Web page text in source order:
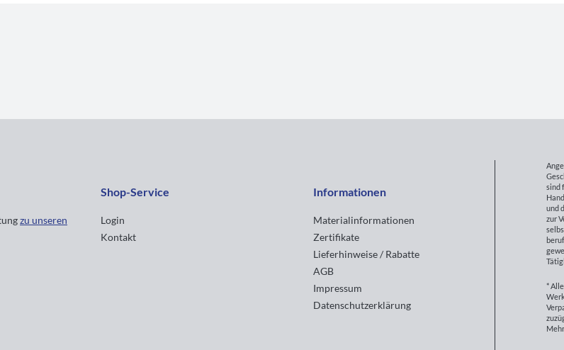
zu unseren
Shop-Service
Login
Kontakt
Informationen
Materialinformationen
Zertifikate
Lieferhinweise / Rabatte
AGB
Impressum
Datenschutzerklärung
sind
und
zur
*